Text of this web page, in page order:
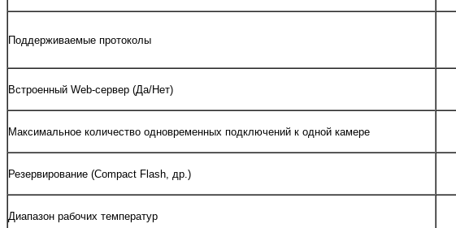
Поддерживаемые протоколы
Встроенный Web-сервер (Да/Нет)
Максимальное количество одновременных подключений к одной камере
Резервирование (Compact Flash, др.)
Диапазон рабочих температур